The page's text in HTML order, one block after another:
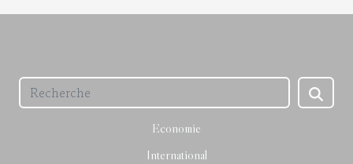
Economie
International